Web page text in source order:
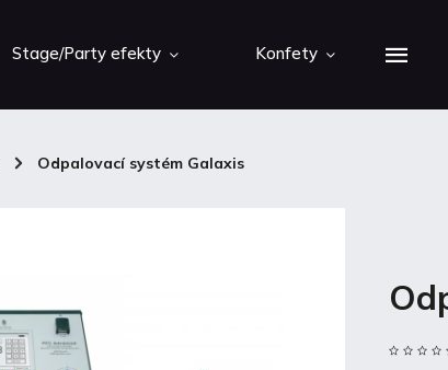
Stage/Party efekty Konfety
/ Odpalovací systém Galaxis